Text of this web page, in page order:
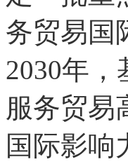
务贸易国
2030年
服务贸易
国际影响